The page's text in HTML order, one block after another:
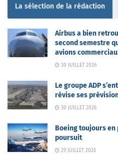
La sélection de la rédaction
Airbus a bien
second semestre
avions
30 JUILLET 2026
Le groupe ADP
révise ses
30 JUILLET 2026
Boeing toujours
poursuit
29 JUILLET 2026